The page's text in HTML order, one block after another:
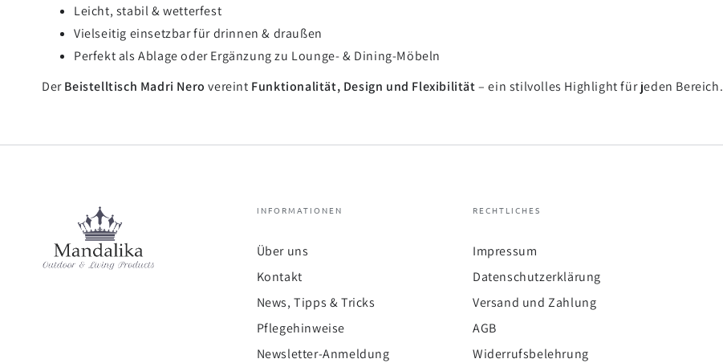
Leicht, stabil & wetterfest
Vielseitig einsetzbar für drinnen & draußen
Perfekt als Ablage oder Ergänzung zu Lounge- & Dining-Möbeln
DerBeistelltisch Madri Nero vereint Funktionalität, Design und Flexibilität– ein stilvolles Highlight für jeden Bereich.
INFORMATIONEN
Über uns
Kontakt
News, Tipps & Tricks
Pflegehinweise
Newsletter-Anmeldung
RECHTLICHES
Impressum
Datenschutzerklärung
Versand und Zahlung
AGB
Widerrufsbelehrung